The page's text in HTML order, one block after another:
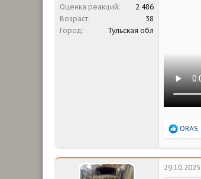
Оценка реакций
2 486
Возраст
38
Город
Тульская обл
Р
а
к
ц
ORAS
29.10.2025